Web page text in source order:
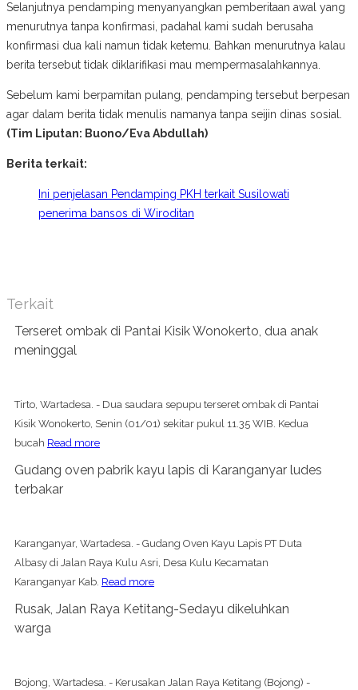
Selanjutnya pendamping menyanyangkan pemberitaan awal yang
menurutnya tanpa konfirmasi, padahal kami sudah berusaha
konfirmasi dua kali namun tidak ketemu. Bahkan menurutnya kalau
berita tersebut tidak diklarifikasi mau mempermasalahkannya.­
Sebelum kami berpamitan pulang, pendamping tersebut berpesan
agar dalam berita tidak menulis namanya tanpa seijin dinas sosial.
(Tim Liputan: Buono/Eva Abdullah)
Berita terkait:
Ini penjelasan Pendamping PKH terkait Susilowati
penerima bansos di Wiroditan
Terkait
Terseret ombak di Pantai Kisik Wonokerto, dua anak
meninggal
Tirto, Wartadesa. - Dua saudara sepupu terseret ombak di Pantai
Kisik Wonokerto, Senin (01/01) sekitar pukul 11.35 WIB. Kedua
bucah Read more
Gudang oven pabrik kayu lapis di Karanganyar ludes
terbakar
Karanganyar, Wartadesa. - Gudang Oven Kayu Lapis PT Duta
Albasy di Jalan Raya Kulu Asri, Desa Kulu Kecamatan
Karanganyar Kab. Read more
Rusak, Jalan Raya Ketitang-Sedayu dikeluhkan
warga
Bojong, Wartadesa. - Kerusakan Jalan Raya Ketitang (Bojong) -